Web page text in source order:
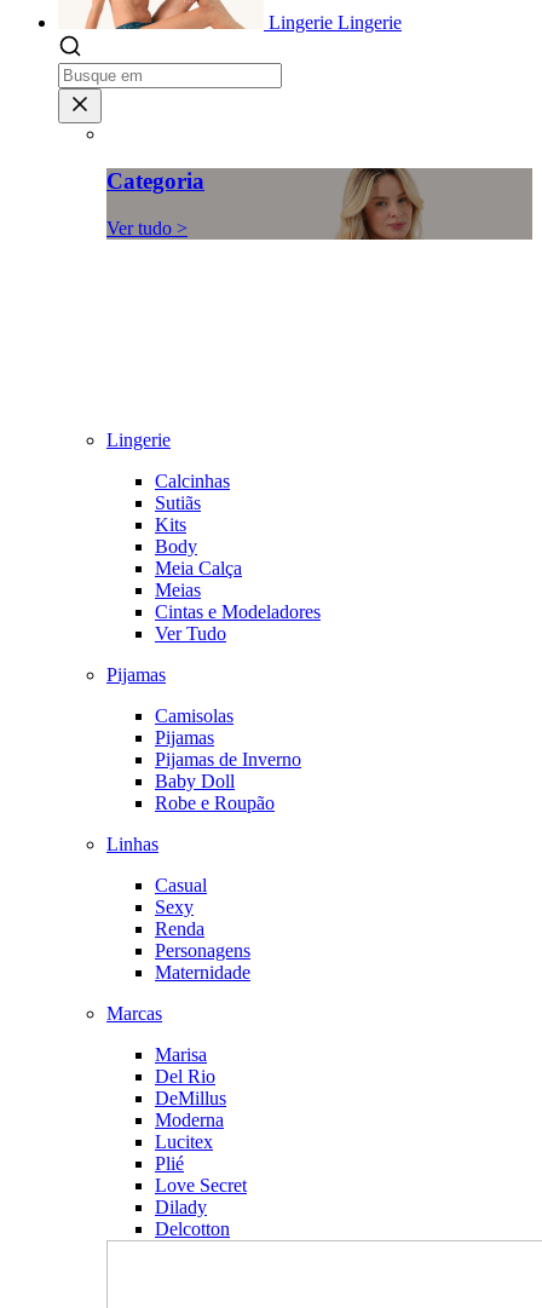
Lingerie Lingerie
Categoria
Ver tudo >
Lingerie
Calcinhas
Sutiãs
Kits
Body
Meia Calça
Meias
Cintas e Modeladores
Ver Tudo
Pijamas
Camisolas
Pijamas
Pijamas de Inverno
Baby Doll
Robe e Roupão
Linhas
Casual
Sexy
Renda
Personagens
Maternidade
Marcas
Marisa
Del Rio
DeMillus
Moderna
Lucitex
Plié
Love Secret
Dilady
Delcotton